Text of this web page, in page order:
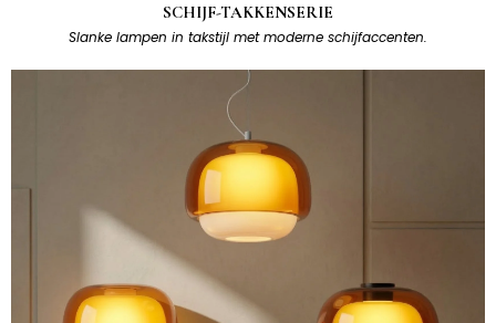
SCHIJF-TAKKENSERIE
Slanke lampen in takstijl met moderne schijfaccenten.